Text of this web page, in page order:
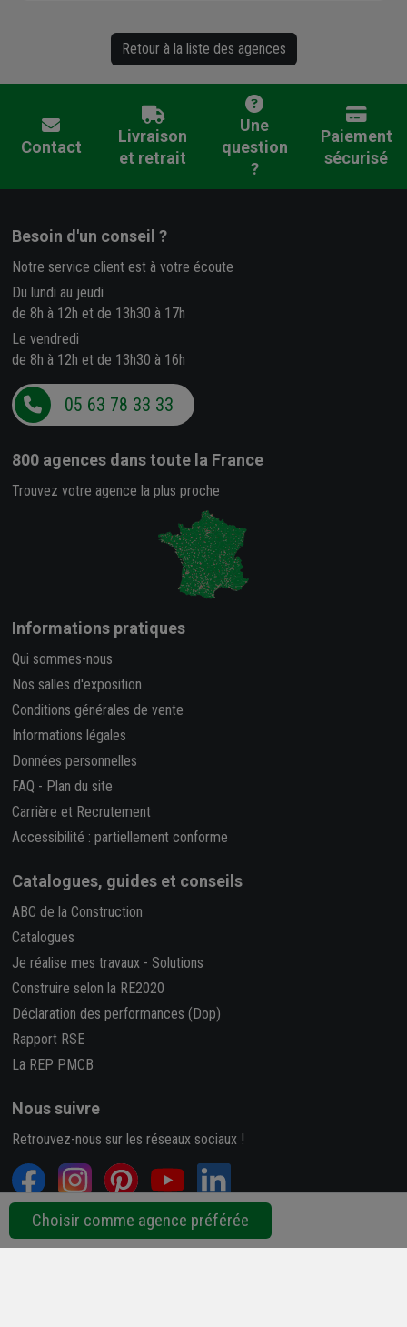
Choisir comme agence préférée
Retour à la liste des agences
Contact
Livraison
et retrait
Une
question
?
Paiement
sécurisé
Besoin d'un conseil ?
Notre service client est à votre écoute
Du lundi au jeudi
de 8h à 12h et de 13h30 à 17h
Le vendredi
de 8h à 12h et de 13h30 à 16h
05 63 78 33 33
800 agences dans toute la France
Trouvez votre agence la plus proche
Informations pratiques
Qui sommes-nous
Nos salles d'exposition
Conditions générales de vente
Informations légales
Données personnelles
FAQ - Plan du site
Carrière et Recrutement
Accessibilité : partiellement conforme
Catalogues, guides et conseils
ABC de la Construction
Catalogues
Je réalise mes travaux - Solutions
Construire selon la RE2020
Déclaration des performances (Dop)
Rapport RSE
La REP PMCB
Nous suivre
Retrouvez-nous sur les réseaux sociaux !